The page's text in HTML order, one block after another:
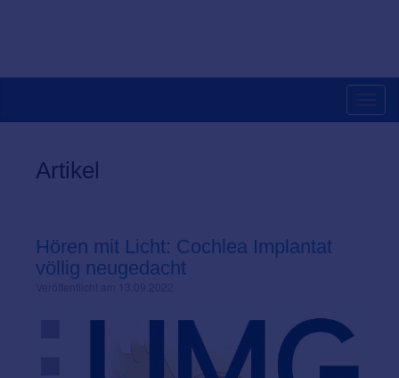
Artikel
Hören mit Licht: Cochlea Implantat
völlig neugedacht